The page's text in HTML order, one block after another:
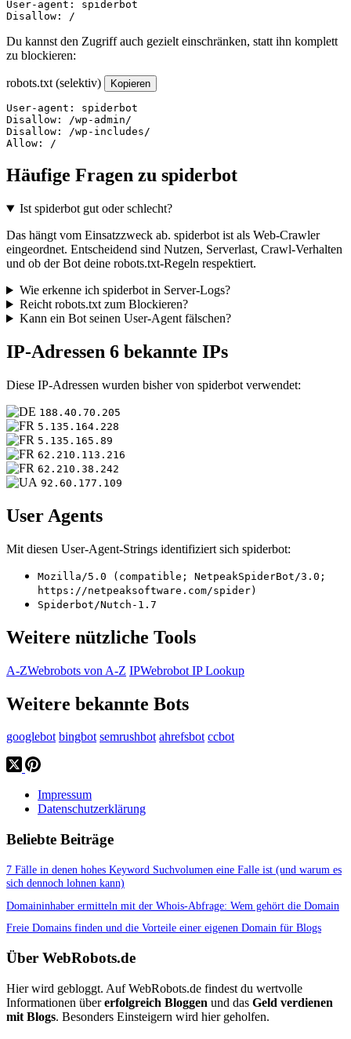
User-agent: spiderbot
Disallow: /
Du kannst den Zugriff auch gezielt einschränken, statt ihn komplett
zu blockieren:
robots.txt (selektiv) Kopieren
User-agent: spiderbot
Disallow: /wp-admin/
Disallow: /wp-includes/
Allow: /
Häufige Fragen zu spiderbot
Ist spiderbot gut oder schlecht?
Das hängt vom Einsatzzweck ab. spiderbot ist als Web-Crawler
eingeordnet. Entscheidend sind Nutzen, Serverlast, Crawl-Verhalten
und ob der Bot deine robots.txt-Regeln respektiert.
Wie erkenne ich spiderbot in Server-Logs?
Reicht robots.txt zum Blockieren?
Kann ein Bot seinen User-Agent fälschen?
IP-Adressen 6 bekannte IPs
Diese IP-Adressen wurden bisher von spiderbot verwendet:
188.40.70.205
5.135.164.228
5.135.165.89
62.210.113.216
62.210.38.242
92.60.177.109
User Agents
Mit diesen User-Agent-Strings identifiziert sich spiderbot:
Mozilla/5.0 (compatible; NetpeakSpiderBot/3.0;
https://netpeaksoftware.com/spider)
Spiderbot/Nutch-1.7
Weitere nützliche Tools
A-ZWebrobots von A-Z IPWebrobot IP Lookup
Weitere bekannte Bots
googlebot bingbot semrushbot ahrefsbot ccbot
Impressum
Datenschutzerklärung
Beliebte Beiträge
7 Fälle in denen hohes Keyword Suchvolumen eine Falle ist (und warum es
sich dennoch lohnen kann)
Domaininhaber ermitteln mit der Whois-Abfrage: Wem gehört die Domain
Freie Domains finden und die Vorteile einer eigenen Domain für Blogs
Über WebRobots.de
Hier wird gebloggt. Auf WebRobots.de findest du wertvolle
Informationen übererfolgreich Bloggen und das Geld verdienen
mit Blogs. Besonders Einsteigern wird hier geholfen.